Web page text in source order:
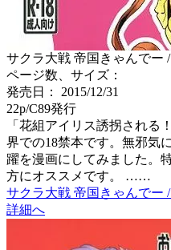
サクラ大戦 帝国きゃんでー
ページ数、サイズ：
発売日： 2015/12/31
22p/C89発行
「花組アイリス誘拐される
界での18禁本です。無邪気
躍を漫画にしてみました。
方にオススメです。 ……
サクラ大戦 帝国きゃんでー
詳細へ